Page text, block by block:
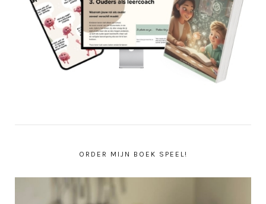
ORDER MIJN BOEK SPEEL!